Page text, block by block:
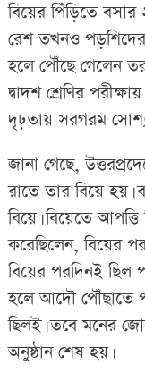
বিয়ের পিঁড়িতে বসার
রেশ তখনও পড়শিদের
হলে পৌঁছে গেলেন
দ্বাদশ শ্রেণির
দৃঢ়তায় সরগরম
জানা গেছে,
রাতে তার বিয়ে হয়।
বিয়ে। বিয়েতে
করেছিলেন, বিয়ের
বিয়ের পরদিনই ছিল
হলে আদৌ পৌঁছাতে
ছিলই। তবে মনের
অনুষ্ঠান শেষ হয়।